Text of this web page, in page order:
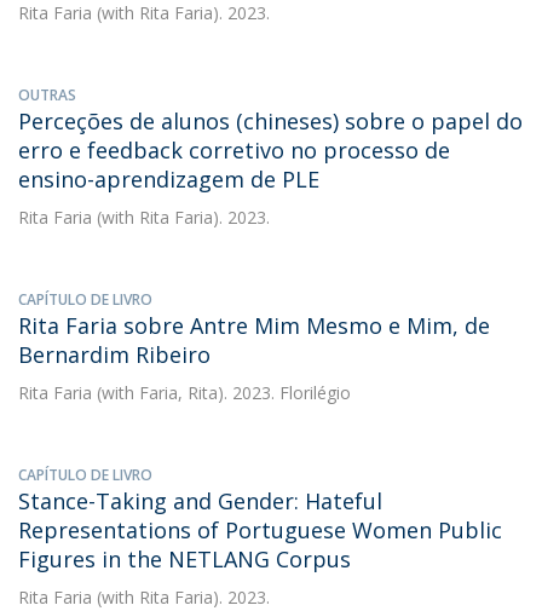
Rita Faria (with Rita Faria). 2023.
OUTRAS
Perceções de alunos (chineses) sobre o papel do
erro e feedback corretivo no processo de
ensino-aprendizagem de PLE
Rita Faria (with Rita Faria). 2023.
CAPÍTULO DE LIVRO
Rita Faria sobre Antre Mim Mesmo e Mim, de
Bernardim Ribeiro
Rita Faria (with Faria, Rita). 2023. Florilégio
CAPÍTULO DE LIVRO
Stance-Taking and Gender: Hateful
Representations of Portuguese Women Public
Figures in the NETLANG Corpus
Rita Faria (with Rita Faria). 2023.